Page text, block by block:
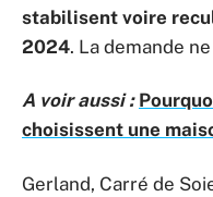
stabilisent voire
2024. La demande
A voir aussi :
choisissent une
Gerland, Carré de